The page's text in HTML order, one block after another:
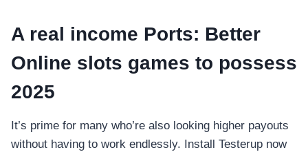
A real income Ports: Better
Online slots games to possess
2025
It’s prime for many who’re also looking higher payouts
without having to work endlessly. Install Testerup now